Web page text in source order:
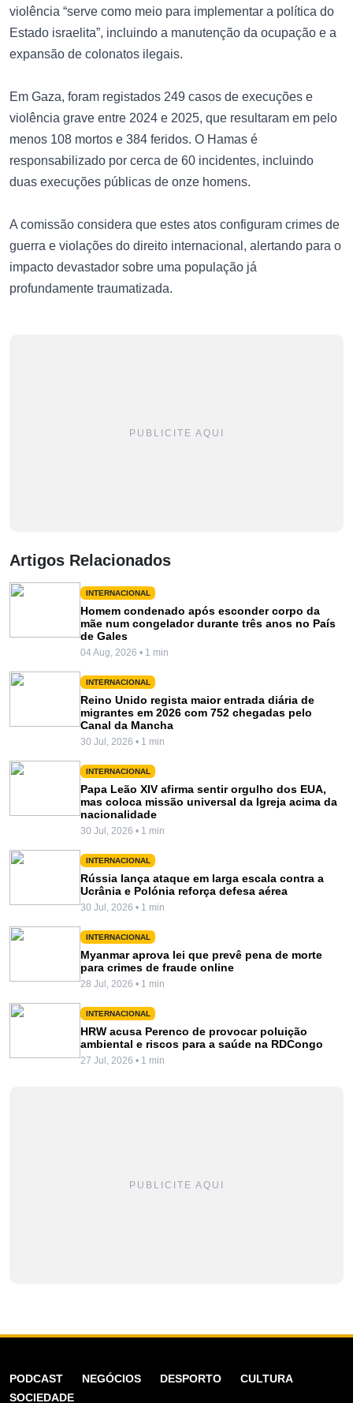
violência “serve como meio para implementar a política do
Estado israelita”, incluindo a manutenção da ocupação e a
expansão de colonatos ilegais.
Em Gaza, foram registados 249 casos de execuções e
violência grave entre 2024 e 2025, que resultaram em pelo
menos 108 mortos e 384 feridos. O Hamas é
responsabilizado por cerca de 60 incidentes, incluindo
duas execuções públicas de onze homens.
A comissão considera que estes atos configuram crimes de
guerra e violações do direito internacional, alertando para o
impacto devastador sobre uma população já
profundamente traumatizada.
PUBLICITE AQUI
Artigos Relacionados
INTERNACIONAL
Homem condenado após esconder corpo da
mãe num congelador durante três anos no País
de Gales
04 Aug, 2026 • 1 min
INTERNACIONAL
Reino Unido regista maior entrada diária de
migrantes em 2026 com 752 chegadas pelo
Canal da Mancha
30 Jul, 2026 • 1 min
INTERNACIONAL
Papa Leão XIV afirma sentir orgulho dos EUA,
mas coloca missão universal da Igreja acima da
nacionalidade
30 Jul, 2026 • 1 min
INTERNACIONAL
Rússia lança ataque em larga escala contra a
Ucrânia e Polónia reforça defesa aérea
30 Jul, 2026 • 1 min
INTERNACIONAL
Myanmar aprova lei que prevê pena de morte
para crimes de fraude online
28 Jul, 2026 • 1 min
INTERNACIONAL
HRW acusa Perenco de provocar poluição
ambiental e riscos para a saúde na RDCongo
27 Jul, 2026 • 1 min
PUBLICITE AQUI
PODCAST NEGÓCIOS DESPORTO
CULTURA
SOCIEDADE